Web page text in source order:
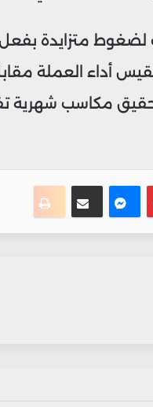
متزايدة بفعل
أداء العملة
بينتيريست
ماسنجرمشاركة عبر البريدطباعة